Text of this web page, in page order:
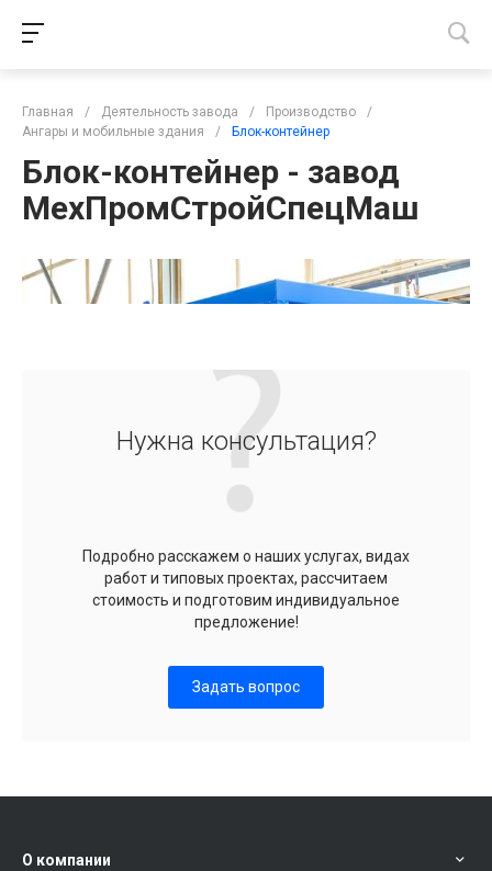
Главная / Деятельность завода / Производство
/
Ангары и мобильные здания
/ Блок-контейнер
Блок-контейнер - завод
МехПромСтройСпецМаш
Нужна консультация?
Подробно расскажем о наших услугах, видах
работ и типовых проектах, рассчитаем
стоимость и подготовим индивидуальное
предложение!
Задать вопрос
О компании